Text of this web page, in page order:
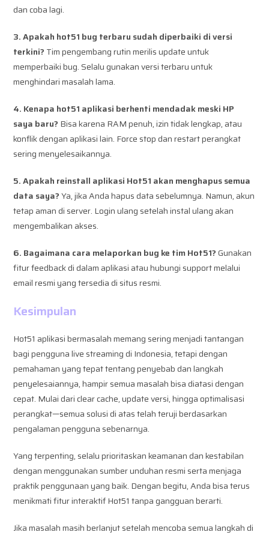
dan coba lagi.
3. Apakah hot51 bug terbaru sudah diperbaiki di versi
terkini? Tim pengembang rutin merilis update untuk
memperbaiki bug. Selalu gunakan versi terbaru untuk
menghindari masalah lama.
4. Kenapa hot51 aplikasi berhenti mendadak meski HP
saya baru? Bisa karena RAM penuh, izin tidak lengkap, atau
konflik dengan aplikasi lain. Force stop dan restart perangkat
sering menyelesaikannya.
5. Apakah reinstall aplikasi Hot51 akan menghapus semua
data saya?Ya, jika Anda hapus data sebelumnya. Namun, akun
tetap aman di server. Login ulang setelah instal ulang akan
mengembalikan akses.
6. Bagaimana cara melaporkan bug ke tim Hot51?Gunakan
fitur feedback di dalam aplikasi atau hubungi support melalui
email resmi yang tersedia di situs resmi.
Kesimpulan
Hot51 aplikasi bermasalah memang sering menjadi tantangan
bagi pengguna live streaming di Indonesia, tetapi dengan
pemahaman yang tepat tentang penyebab dan langkah
penyelesaiannya, hampir semua masalah bisa diatasi dengan
cepat. Mulai dari clear cache, update versi, hingga optimalisasi
perangkat—semua solusi di atas telah teruji berdasarkan
pengalaman pengguna sebenarnya.
Yang terpenting, selalu prioritaskan keamanan dan kestabilan
dengan menggunakan sumber unduhan resmi serta menjaga
praktik penggunaan yang baik. Dengan begitu, Anda bisa terus
menikmati fitur interaktif Hot51 tanpa gangguan berarti.
Jika masalah masih berlanjut setelah mencoba semua langkah di